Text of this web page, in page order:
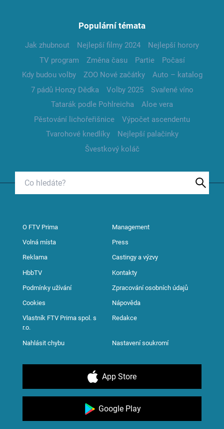
Populární témata
Jak zhubnout Nejlepší filmy 2024
Nejlepší horory
TV program
Změna času Partie
Počasí
Kdy budou volby
ZOO Nové začátky
Auto – katalog
7 pádů Honzy Dědka
Volby 2025
Svařené víno
Tatarák podle Pohlreicha
Aloe vera
Pěstování lichořeřišnice
Výpočet ascendentu
Tvarohové knedlíky
Nejlepší palačinky
Švestkový koláč
O FTV Prima Management
Volná místa Press
Reklama Castingy a výzvy
HbbTV Kontakty
Podmínky užívání Zpracování osobních údajů
Cookies Nápověda
Vlastník FTV Prima spol. s
r.o.
Redakce
Nahlásit chybu Nastavení soukromí
App Store
Google Play